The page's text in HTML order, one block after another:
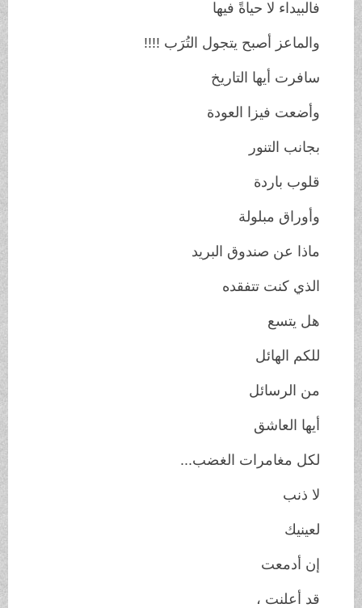
فالبيداء لا حياةً فيها
والماعز أصبح يتجول التُرَب !!!!
سافرت أيها التاريخ
وأضعت فيزا العودة
بجانب التنور
قلوب باردة
وأوراق مبلولة
ماذا عن صندوق البريد
الذي كنت تتفقده
هل يتسع
للكم الهائل
من الرسائل
أيها العاشق
لكل مغامرات الغضب...
لا ذنب
لعينيك
إن أدمعت
قد أعلنت ،